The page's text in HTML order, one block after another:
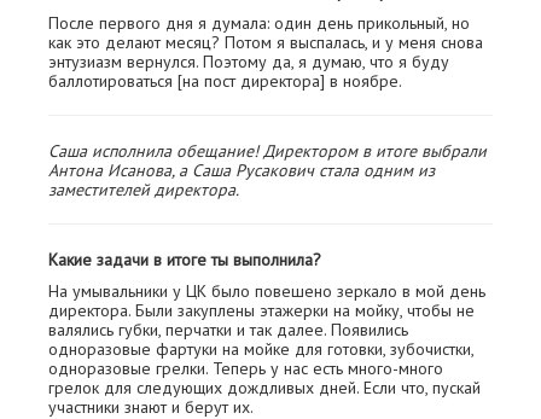
После первого дня я думала: один день прикольный, но
как это делают месяц? Потом я выспалась, и у меня снова
энтузиазм вернулся. Поэтому да, я думаю, что я буду
баллотироваться [на пост директора] в ноябре.
Саша исполнила обещание! Директором в итоге выбрали
Антона Исанова, а Саша Русакович стала одним из
заместителей директора.
Какие задачи в итоге ты выполнила?
На умывальники у ЦК было повешено зеркало в мой день
директора. Были закуплены этажерки на мойку, чтобы не
валялись губки, перчатки и так далее. Появились
одноразовые фартуки на мойке для готовки, зубочистки,
одноразовые грелки. Теперь у нас есть много-много
грелок для следующих дождливых дней. Если что, пускай
участники знают и берут их.